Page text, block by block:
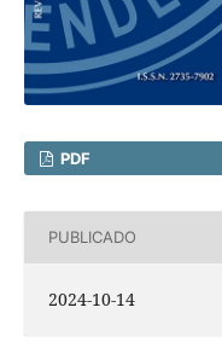
PDF
PUBLICADO
2024-10-14